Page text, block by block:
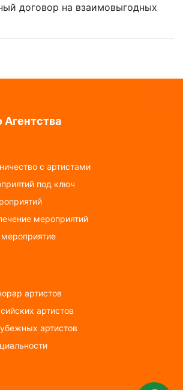
договор на взаимовыгодных
Агентства
с артистами
под ключ
мероприятий
мероприятие
артистов
артистов
артистов